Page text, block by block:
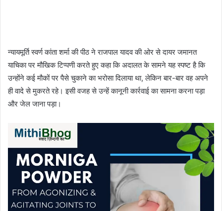
न्यायमूर्ति स्वर्ण कांता शर्मा की पीठ ने राजपाल यादव की ओर से दायर जमानत
याचिका पर मौखिक टिप्पणी करते हुए कहा कि अदालत के सामने यह स्पष्ट है कि
उन्होंने कई मौकों पर पैसे चुकाने का भरोसा दिलाया था, लेकिन बार-बार वह अपने
ही वादे से मुकरते रहे। इसी वजह से उन्हें कानूनी कार्रवाई का सामना करना पड़ा
और जेल जाना पड़ा।